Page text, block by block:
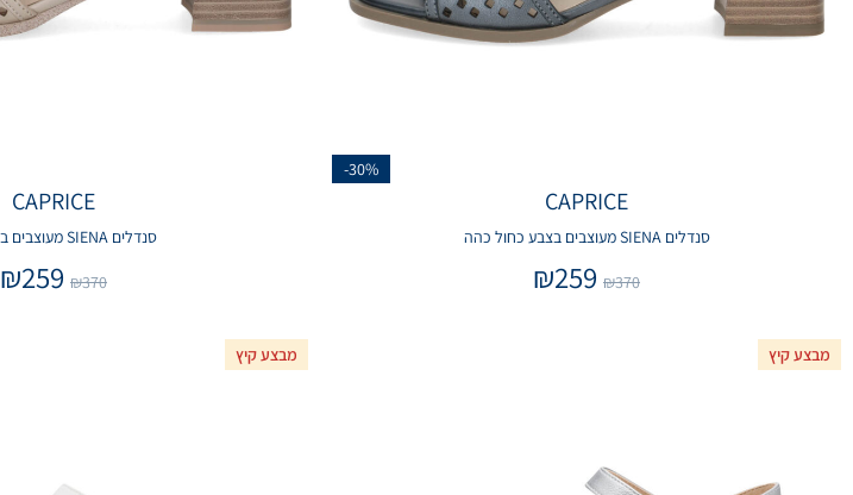
-30%
CAPRICE
סנדלים SIENA מעוצבים בצבע כחול כהה
₪370
₪259
CAPRICE
סנדלים SIENA מעוצבים בצבע ניוד
₪370
₪259
מבצע קיץ מבצע קיץ